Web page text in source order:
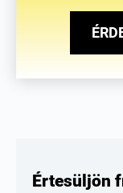
Értesüljön